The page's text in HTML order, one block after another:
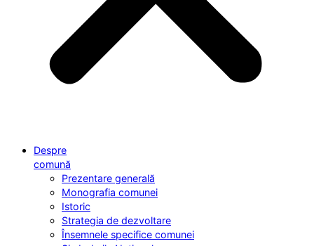
Despre
comună
Prezentare generală
Monografia comunei
Istoric
Strategia de dezvoltare
Însemnele specifice comunei